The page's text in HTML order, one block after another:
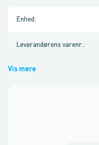
Enhed :
Leverandørens varenr. :
Vis mere